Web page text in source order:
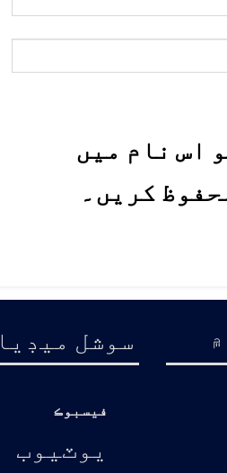
اس نام میں
کریں۔
سوشل ميڊيا
فيسبوڪ
يوٽيوب